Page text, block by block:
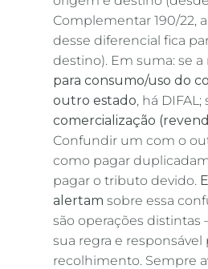
Complementar 190/22,
desse diferencial fica
destino). Em suma: se
para consumo/uso do
outro estado, há DIFAL;
comercialização
Confundir um com o
como pagar
pagar o tributo devido.
alertam sobre essa
são operações distintas
sua regra e responsável
recolhimento. Sempre